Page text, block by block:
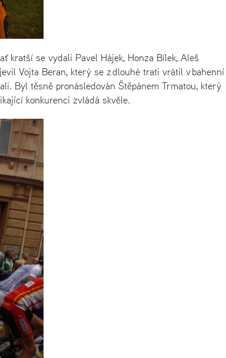
kratší se vydali Pavel Hájek, Honza Bílek, Aleš
Vojta Beran, který se z dlouhé trati vrátil v bahenní
Byl těsně pronásledován Štěpánem Trmatou, který
konkurenci zvládá skvěle.